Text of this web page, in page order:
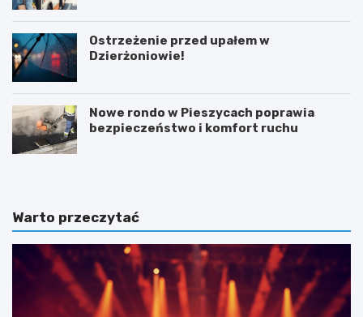
Ostrzeżenie przed upałem w
Dzierżoniowie!
Nowe rondo w Pieszycach poprawia
bezpieczeństwo i komfort ruchu
Warto przeczytać